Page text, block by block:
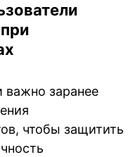
заранее
чтобы защитить